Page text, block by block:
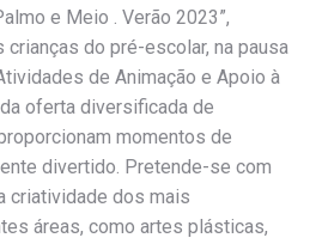
e Meio . Verão 2023”,
crianças do pré-escolar, na pausa
de Animação e Apoio à
oferta diversificada de
momentos de
divertido. Pretende-se com
criatividade dos mais
áreas, como artes plásticas,